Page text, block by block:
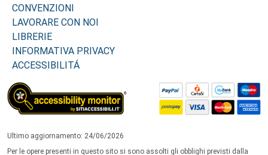
CONVENZIONI
LAVORARE CON NOI
LIBRERIE
INFORMATIVA PRIVACY
ACCESSIBILITÁ
Ultimo aggiornamento: 24/06/2026
Per le opere presenti in questo sito si sono assolti gli obblighi previsti dalla